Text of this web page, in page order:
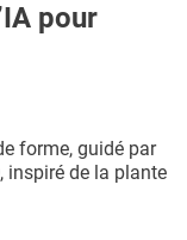
pour
forme, guidé par
inspiré de la plante